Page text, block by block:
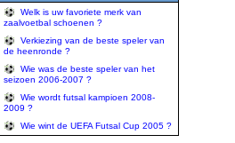
Welk is uw favoriete merk van
zaalvoetbal schoenen ?
Verkiezing van de beste speler van
de heenronde ?
Wie was de beste speler van het
seizoen 2006-2007 ?
Wie wordt futsal kampioen 2008-
2009 ?
Wie wint de UEFA Futsal Cup 2005 ?